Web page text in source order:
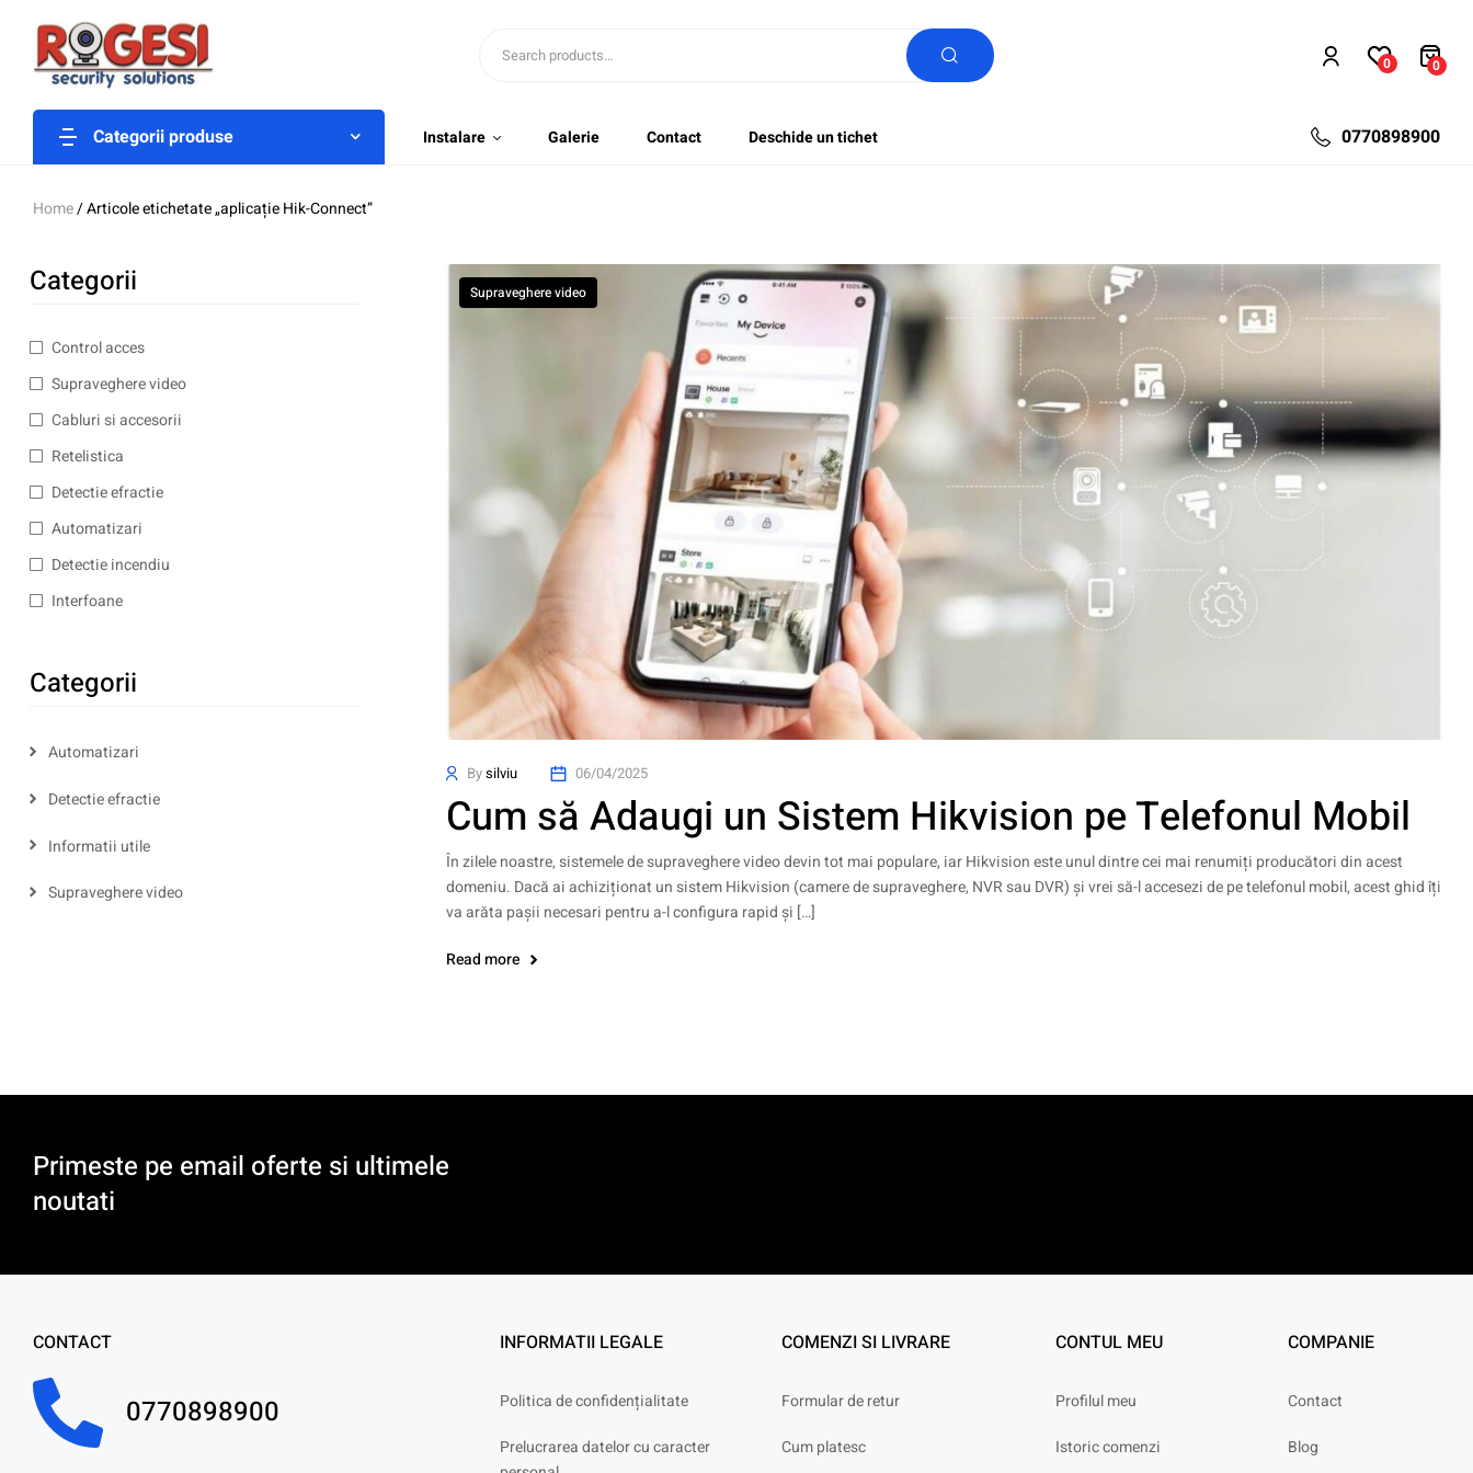
0 0
Categorii produse Instalare Galerie Contact Deschide un tichet 0770898900
Home/ Articole etichetate „aplicație Hik-Connect”
Supraveghere video
Bysilviu 06/04/2025
Cum să Adaugi un Sistem Hikvision pe Telefonul Mobil
În zilele noastre, sistemele de supraveghere video devin tot mai populare, iar Hikvision este unul dintre cei mai renumiți producători din acest
domeniu. Dacă ai achiziționat un sistem Hikvision (camere de supraveghere, NVR sau DVR) și vrei să-l accesezi de pe telefonul mobil, acest ghid îți
va arăta pașii necesari pentru a-l configura rapid și […]
Read more
Categorii
Control acces
Supraveghere video
Cabluri si accesorii
Retelistica
Detectie efractie
Automatizari
Detectie incendiu
Interfoane
Categorii
Automatizari
Detectie efractie
Informatii utile
Supraveghere video
Primeste pe email oferte si ultimele
noutati
CONTACT
0770898900
INFORMATII LEGALE
Politica de confidențialitate
Prelucrarea datelor cu caracter
COMENZI SI LIVRARE
Formular de retur
Cum platesc
CONTUL MEU
Profilul meu
Istoric comenzi
COMPANIE
Contact
Blog